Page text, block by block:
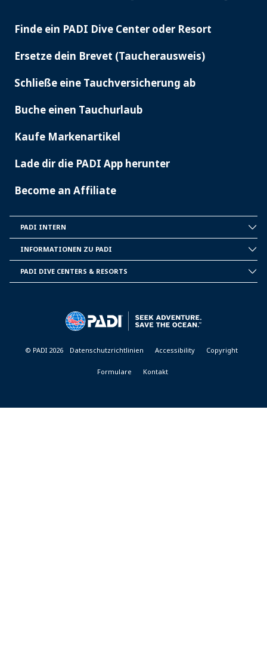
PADI
Finde ein PADI Dive Center oder Resort
Ersetze dein Brevet (Taucherausweis)
Schließe eine Tauchversicherung ab
Buche einen Tauchurlaub
Kaufe Markenartikel
Lade dir die PADI App herunter
Become an Affiliate
PADI
PADI INTERN
INFORMATION
INFORMATIONEN ZU PADI
PADI DIVE CENTERS & RESORTS
© PADI 2026 Datenschutzrichtlinien Accessibility Copyright
Formulare Kontakt